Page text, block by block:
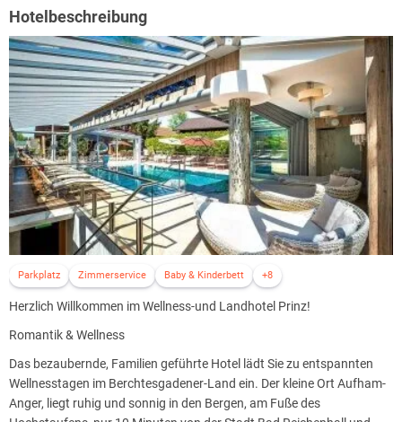
Hotelbeschreibung
Parkplatz Zimmerservice Baby & Kinderbett +8
Herzlich Willkommen im Wellness-und Landhotel Prinz!
Romantik & Wellness
Das bezaubernde, Familien geführte Hotel lädt Sie zu entspannten
Wellnesstagen im Berchtesgadener-Land ein. Der kleine Ort Aufham-
Anger, liegt ruhig und sonnig in den Bergen, am Fuße des